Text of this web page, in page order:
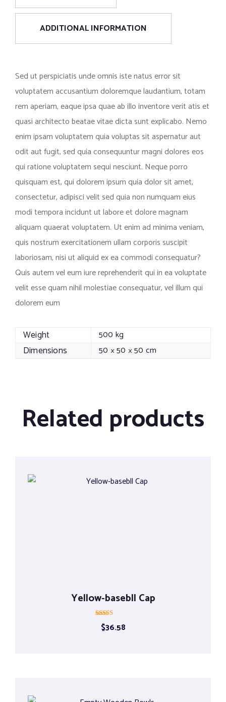
ADDITIONAL INFORMATION
Sed ut perspiciatis unde omnis iste natus error sit
voluptatem accusantium doloremque laudantium, totam
rem aperiam, eaque ipsa quae ab illo inventore verit atis et
quasi architecto beatae vitae dicta sunt explicabo. Nemo
enim ipsam voluptatem quia voluptas sit aspernatur aut
odit aut fugit, sed quia consequuntur magni dolores eos
qui ratione voluptatem sequi nesciunt. Neque porro
quisquam est, qui dolorem ipsum quia dolor sit amet,
consectetur, adipisci velit sed quia non numquam eius
modi tempora incidunt ut labore et dolore magnam
aliquam quaerat voluptatem. Ut enim ad minima veniam,
quis nostrum exercitationem ullam corporis suscipit
laboriosam, nisi ut aliquid ex ea commodi consequatur?
Quis autem vel eum iure reprehenderit qui in ea voluptate
velit esse quam nihil molestiae consequatur, vel illum qui
dolorem eum
Weight 500 kg
Dimensions 50 × 50 × 50 cm
Related products
Yellow-basebll Cap
5.00
$36.58